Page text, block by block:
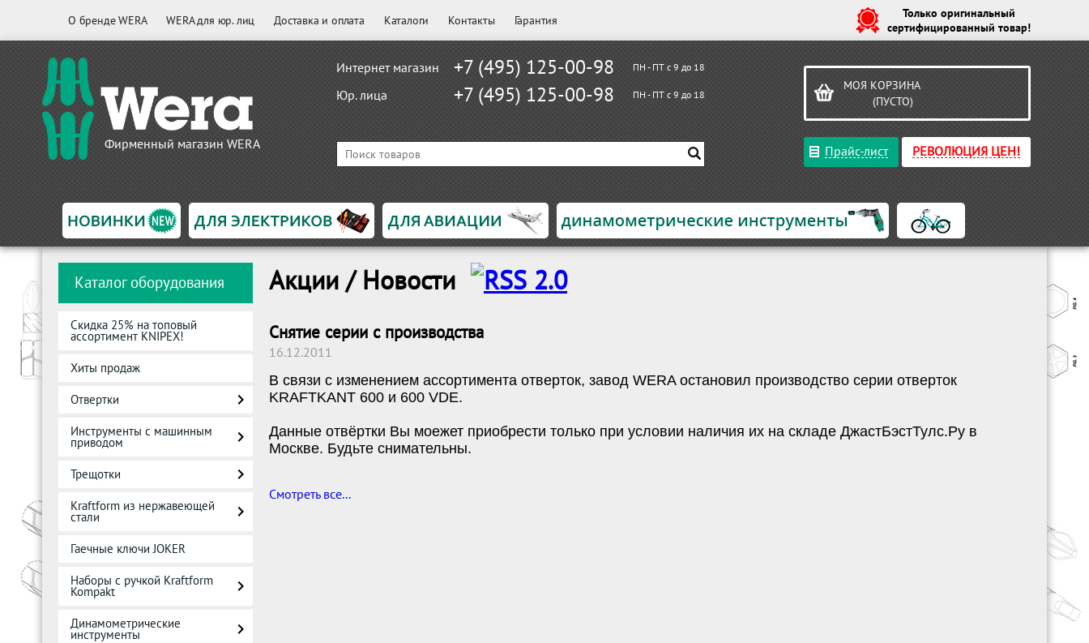
О бренде WERA WERA для юр. лиц Доставка и оплата Каталоги Контакты Гарантия
Только оригинальный
сертифицированный товар!
Фирменный магазин WERA
Интернет магазин +7 (495) 125-00-98 ПН - ПТ с 9 до 18
Юр. лица +7 (495) 125-00-98 ПН - ПТ с 9 до 18
МОЯ КОРЗИНА
(ПУСТО)
Прайс-лист РЕВОЛЮЦИЯ ЦЕН!
Каталог оборудования
Скидка 25% на топовый
ассортимент KNIPEX!
Хиты продаж
Отвертки
Инструменты с машинным
приводом
Трещотки
Kraftform из нержавеющей
стали
Гаечные ключи JOKER
Наборы с ручкой Kraftform
Kompakt
Динамометрические
инструменты
Акции / Новости
Снятие серии с производства
16.12.2011
В связи с изменением ассортимента отверток, завод WERA остановил производство серии отверток
KRAFTKANT 600 и 600 VDE.
Данные отвёртки Вы моежет приобрести только при условии наличия их на складе ДжастБэстТулс.Ру в
Москве. Будьте снимательны.
Смотреть все...